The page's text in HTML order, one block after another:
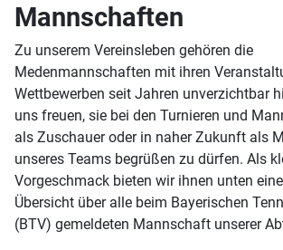
Mannschaften
Zu unserem Vereinsleben gehören die
Medenmannschaften mit ihren
Wettbewerben seit Jahren unverzichtbar
uns freuen, sie bei den Turnieren und
als Zuschauer oder in naher Zukunft als
unseres Teams begrüßen zu dürfen. Als
Vorgeschmack bieten wir ihnen unten
Übersicht über alle beim Bayerischen
(BTV) gemeldeten Mannschaft unserer